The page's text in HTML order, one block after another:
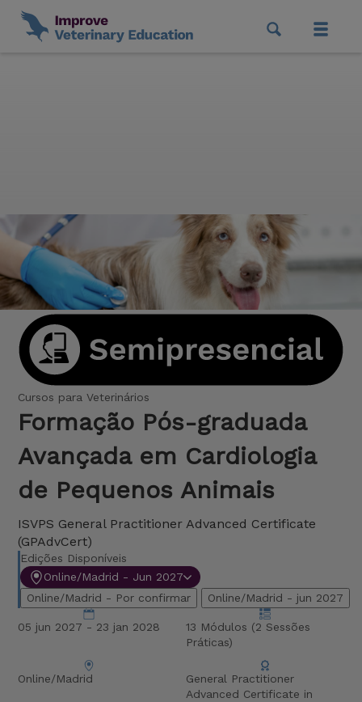
Cursos para Veterinários
Formação Pós-graduada
Avançada em Cardiologia
de Pequenos Animais
ISVPS General Practitioner Advanced Certificate
(GPAdvCert)
Edições Disponíveis
Online/Madrid - Jun 2027
Online/Madrid - Por confirmar
Online/Madrid - jun 2027
05 jun 2027 - 23 jan 2028
13 Módulos (2 Sessões
Práticas)
Online/Madrid
General Practitioner
Advanced Certificate in